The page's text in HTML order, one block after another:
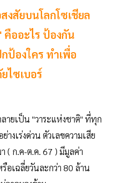
งสัยบนโลกโซเชียล
คืออะไร ป้องกัน
ป้องใคร ทำเพื่อ
ไซเบอร์
ายเป็น "วาระแห่งชาติ" ที่ทุก
งเร่งด่วน ตัวเลขความเสีย
( ก.ค-ต.ค. 67 ) มีมูลค่า
อเฉลี่ยวันละกว่า 80 ล้าน